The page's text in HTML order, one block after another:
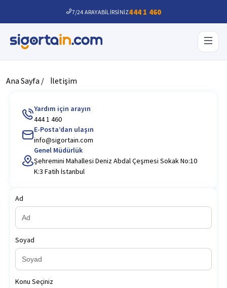
7/24 ARAYABİLİRSİNİZ444 1 460
Ana Sayfa / İletişim
Yardım için arayın
444 1 460
E-Posta’dan ulaşın
info@sigortain.com
Genel Müdürlük
Şehremini Mahallesi Deniz Abdal Çeşmesi Sokak No:10
K:3 Fatih İstanbul
Ad
Soyad
Konu Seçiniz